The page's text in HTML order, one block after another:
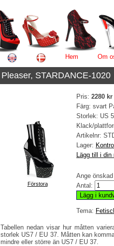
Hem Om
Pleaser, STARDANCE-1020
Förstora
Pris: 2280 kr
Färg: svart
Storlek: US
Klack/
Artikelnr:
Lager:
Lägg till i
Ange
Antal:
Tema:
Tabellen nedan visar hur måtten
storlek US7 / EU 37. Måtten kan
mindre eller större än US7 / EU 37.